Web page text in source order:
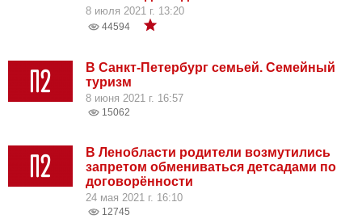
8 июля 2021 г. 13:20
44594
В Санкт-Петербург семьей. Семейный
туризм
8 июня 2021 г. 16:57
15062
В Ленобласти родители возмутились
запретом обмениваться детсадами по
договорённости
24 мая 2021 г. 16:10
12745